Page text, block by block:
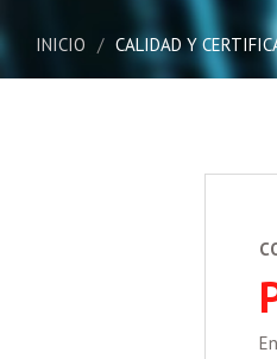
INICIO / CALIDAD Y